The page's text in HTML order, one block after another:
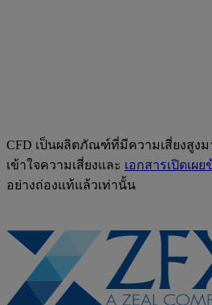
CFD เป็นผลิตภัณฑ์ที่มีความเสี่ยงสูง
เข้าใจความเสี่ยงและ เอกสารเปิดเผ
อย่างถ่องแท้แล้วเท่านั้น